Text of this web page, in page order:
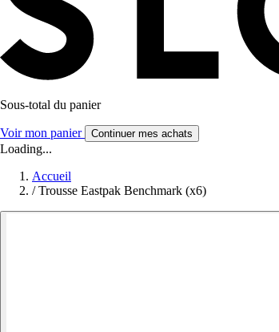
Sous-total du panier
Voir mon panier Continuer mes achats
Loading...
Accueil
/ Trousse Eastpak Benchmark (x6)